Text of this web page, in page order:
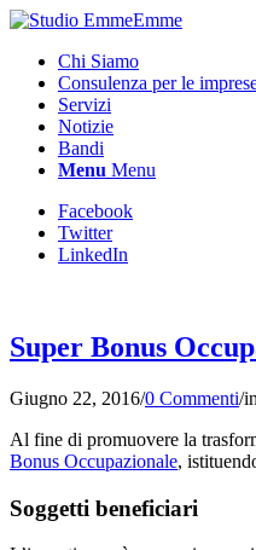
Chi Siamo
Consulenza per le
Servizi
Notizie
Bandi
Menu Menu
Facebook
Twitter
LinkedIn
Super Bonus
Giugno 22, 2016/0 Commenti/in
Al fine di promuovere la
Bonus Occupazionale,
Soggetti beneficiari